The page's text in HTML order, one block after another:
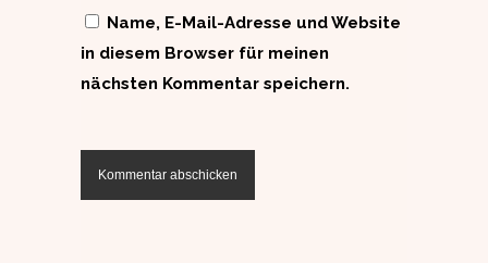
Name, E-Mail-Adresse und Website
in diesem Browser für meinen
nächsten Kommentar speichern.